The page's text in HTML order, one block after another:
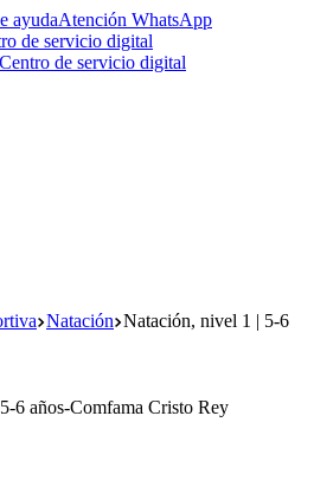
Atención WhatsApp
de servicio digital
Centro de servicio digital
Natación Natación, nivel 1 | 5-6